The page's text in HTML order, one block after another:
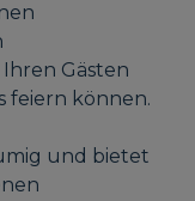
Ihren Gästen
feiern können.
und bietet